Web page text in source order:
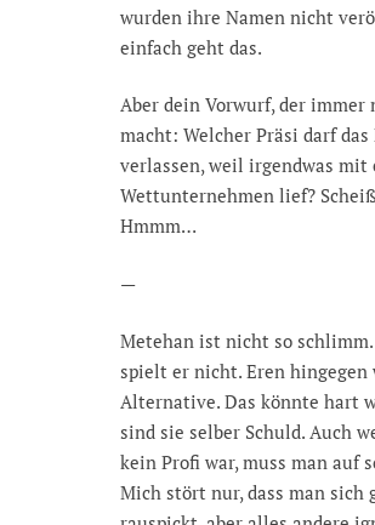
wurden ihre Namen nicht
einfach geht das.
Aber dein Vorwurf, der immer
macht: Welcher Präsi darf
verlassen, weil irgendwas mit
Wettunternehmen lief?
Hmmm…
—
Metehan ist nicht so
spielt er nicht. Eren hingegen
Alternative. Das könnte hart
sind sie selber Schuld. Auch
kein Profi war, muss man auf
Mich stört nur, dass man sich